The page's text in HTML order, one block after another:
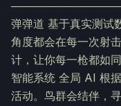
弹弹道 基于真实测试
角度都会在每一次射
计，让你每一枪都如
智能系统 全局 AI 根
活动。鸟群会结伴，